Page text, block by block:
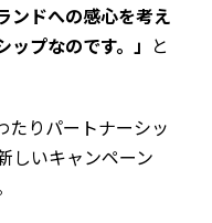
ンドへの感心を考え
プなのです。」 と
たりパートナーシッ
しいキャンペーン